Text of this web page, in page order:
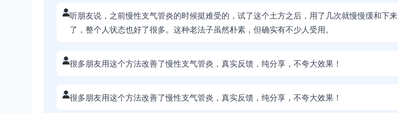
听朋友说，之前慢性支气管炎的时候挺难受的，试了这个土方之后，用了几次就慢慢缓和下来
了，整个人状态也好了很多。这种老法子虽然朴素，但确实有不少人受用。
很多朋友用这个方法改善了慢性支气管炎，真实反馈，纯分享，不夸大效果！
很多朋友用这个方法改善了慢性支气管炎，真实反馈，纯分享，不夸大效果！